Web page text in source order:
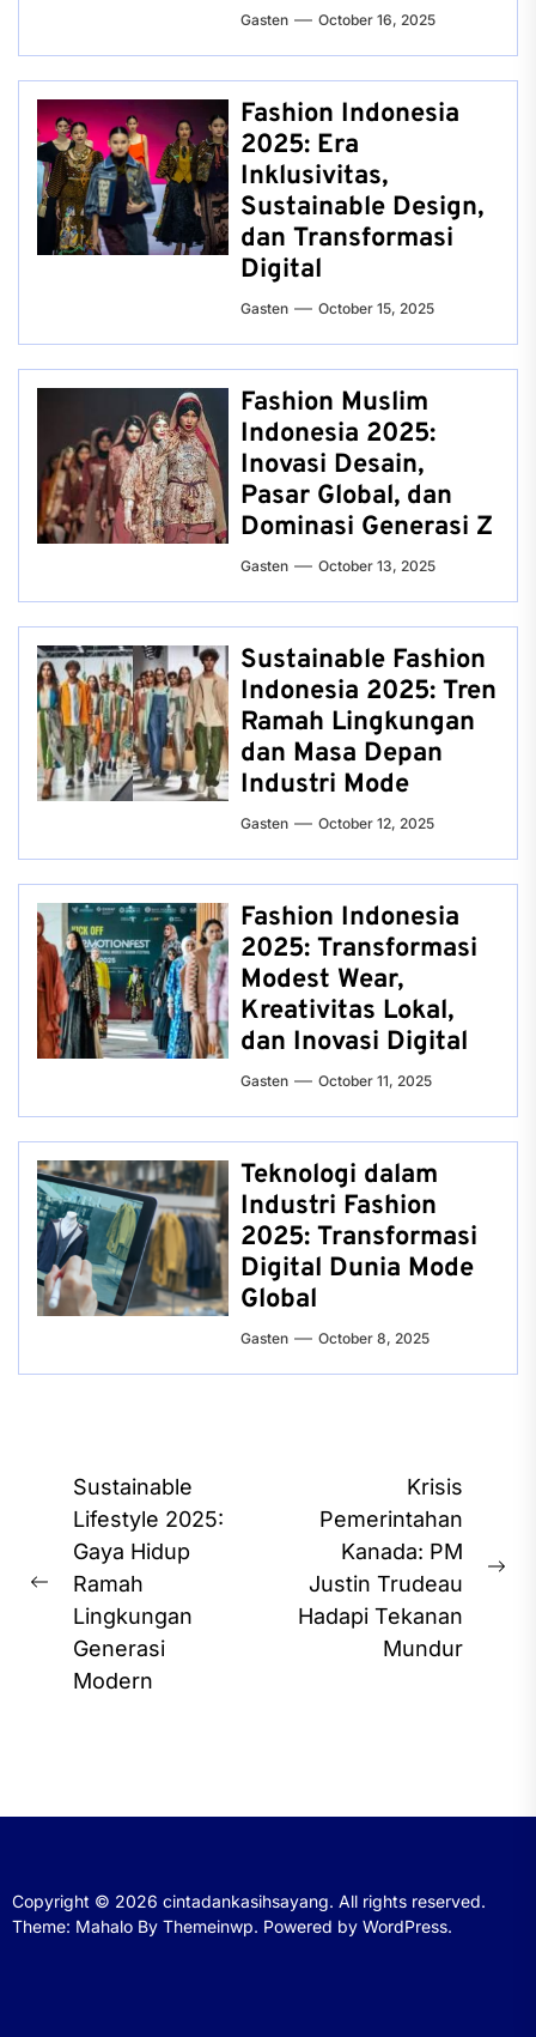
Gasten October 16, 2025
Fashion Indonesia
2025: Era
Inklusivitas,
Sustainable Design,
dan Transformasi
Digital
Gasten October 15, 2025
Fashion Muslim
Indonesia 2025:
Inovasi Desain,
Pasar Global, dan
Dominasi Generasi Z
Gasten October 13, 2025
Sustainable Fashion
Indonesia 2025: Tren
Ramah Lingkungan
dan Masa Depan
Industri Mode
Gasten October 12, 2025
Fashion Indonesia
2025: Transformasi
Modest Wear,
Kreativitas Lokal,
dan Inovasi Digital
Gasten October 11, 2025
Teknologi dalam
Industri Fashion
2025: Transformasi
Digital Dunia Mode
Global
Gasten October 8, 2025
Post
navigation
Previous
post:
Sustainable
Lifestyle 2025:
Gaya Hidup
Ramah
Lingkungan
Generasi
Modern
Krisis
Pemerintahan
Kanada: PM
Justin Trudeau
Hadapi Tekanan
Mundur
Copyright © 2026 cintadankasihsayang. All rights reserved.
Theme: Mahalo By Themeinwp. Powered by WordPress.